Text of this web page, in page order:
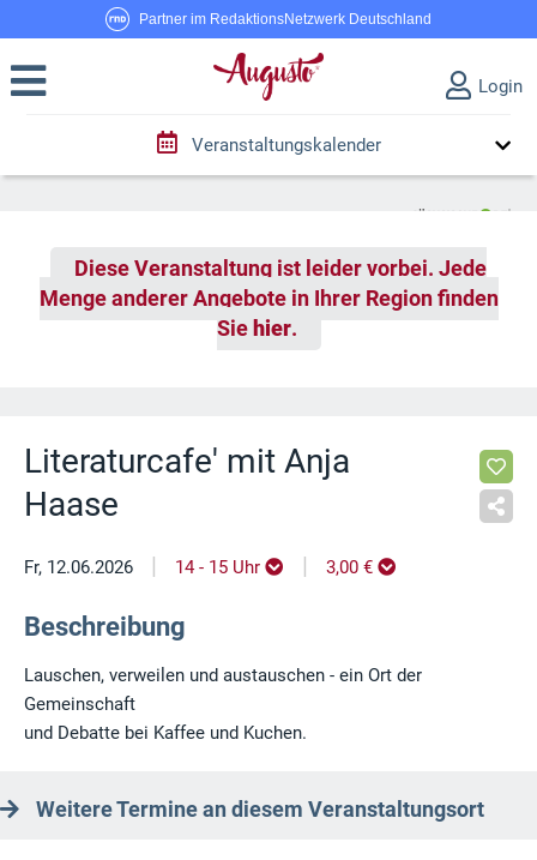
Partner im RedaktionsNetzwerk Deutschland
Login
Veranstaltungskalender
Diese Veranstaltung ist leider vorbei. Jede
Menge anderer Angebote in Ihrer Region finden
Sie hier.
Literaturcafe' mit Anja
Haase
Fr, 12.06.2026 | 14 - 15 Uhr | 3,00 €
Beschreibung
Lauschen, verweilen und austauschen - ein Ort der
Gemeinschaft
und Debatte bei Kaffee und Kuchen.
Weitere Termine an diesem Veranstaltungsort